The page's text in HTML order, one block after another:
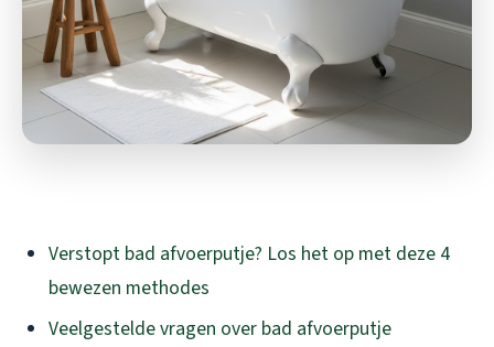
Verstopt bad afvoerputje? Los het op met deze 4
bewezen methodes
Veelgestelde vragen over bad afvoerputje